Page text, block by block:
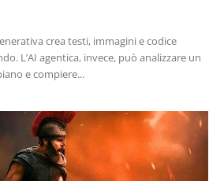
crea testi, immagini e codice
L’AI agentica, invece, può analizzare un
e compiere...